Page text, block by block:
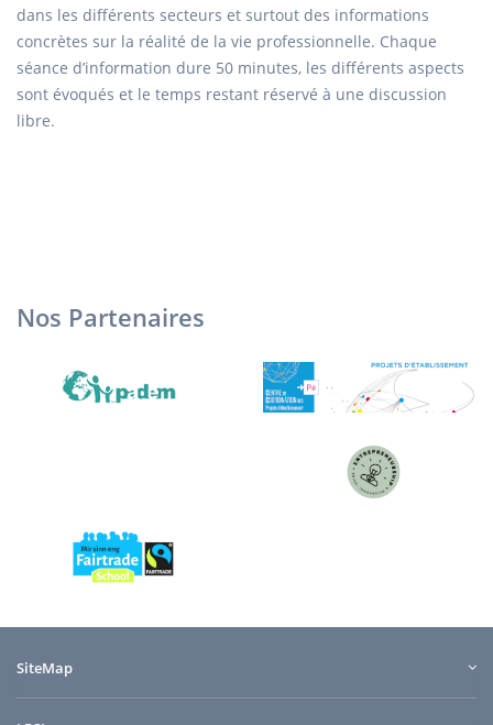
dans les différents secteurs et surtout des informations
concrètes sur la réalité de la vie professionnelle. Chaque
séance d’information dure 50 minutes, les différents aspects
sont évoqués et le temps restant réservé à une discussion
libre.
Nos Partenaires
SiteMap